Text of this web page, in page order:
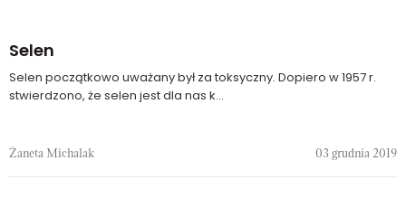
Selen
Selen początkowo uważany był za toksyczny. Dopiero w 1957 r.
stwierdzono, że selen jest dla nas k...
Żaneta Michalak 03 grudnia 2019